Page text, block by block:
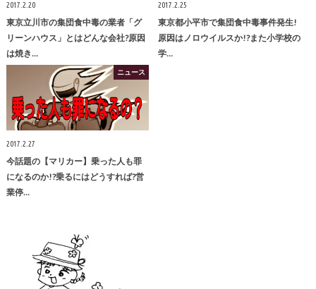
2017.2.20
東京立川市の集団食中毒の業者「グ
リーンハウス」とはどんな会社?原因
は焼き…
2017.2.25
東京都小平市で集団食中毒事件発生!
原因はノロウイルスか!?また小学校の
学…
ニュース
2017.2.27
今話題の【マリカー】乗った人も罪
になるのか!?乗るにはどうすれば?営
業停…